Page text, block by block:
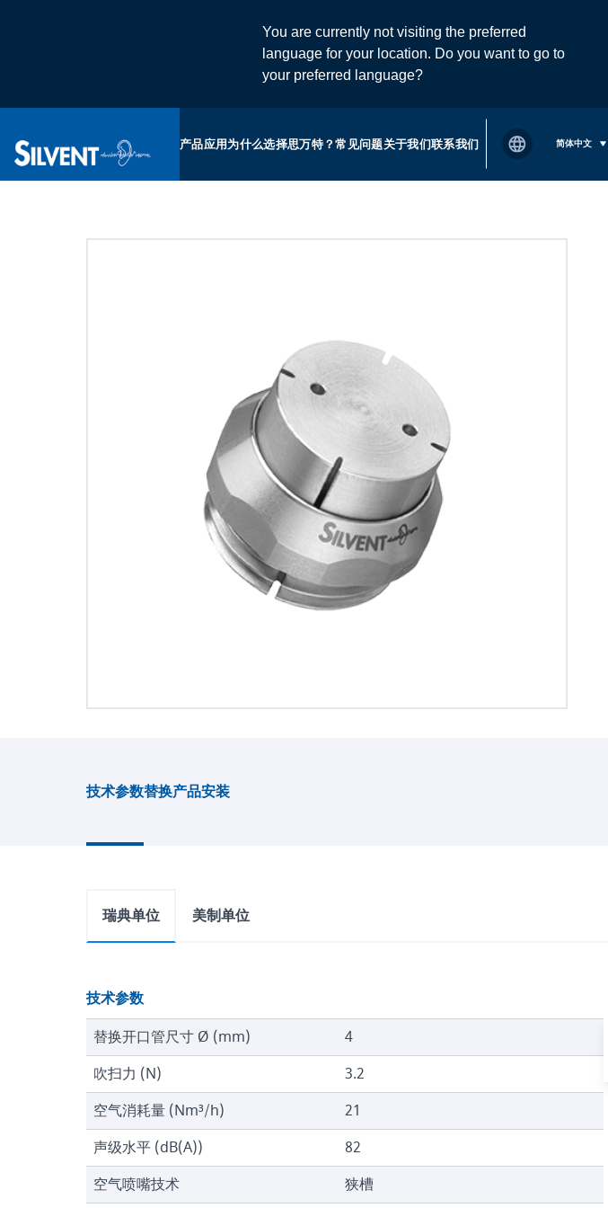
You are currently not visiting the preferred
language for your location. Do you want to go to
your preferred language?
产品应用为什么选择思万特？常见问题关于我们联系我们 简体中文
技术参数替换产品安装
瑞典单位 美制单位
技术参数
替换开口管尺寸 Ø (mm)
4
吹扫力 (N)
3.2
空气消耗量 (Nm³/h)
21
声级水平 (dB(A))
82
空气喷嘴技术
狭槽